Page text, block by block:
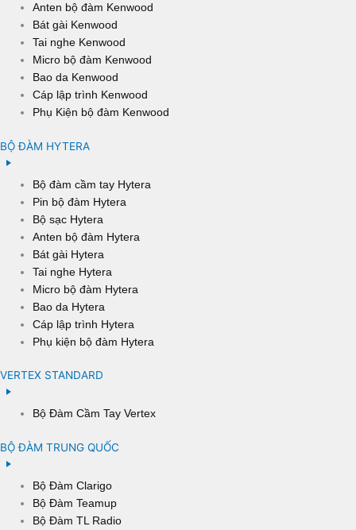
Anten bộ đàm Kenwood
Bát gài Kenwood
Tai nghe Kenwood
Micro bộ đàm Kenwood
Bao da Kenwood
Cáp lập trình Kenwood
Phụ Kiện bộ đàm Kenwood
BỘ ĐÀM HYTERA
Bộ đàm cầm tay Hytera
Pin bộ đàm Hytera
Bộ sạc Hytera
Anten bộ đàm Hytera
Bát gài Hytera
Tai nghe Hytera
Micro bộ đàm Hytera
Bao da Hytera
Cáp lập trình Hytera
Phụ kiện bộ đàm Hytera
VERTEX STANDARD
Bộ Đàm Cầm Tay Vertex
BỘ ĐÀM TRUNG QUỐC
Bộ Đàm Clarigo
Bộ Đàm Teamup
Bộ Đàm TL Radio